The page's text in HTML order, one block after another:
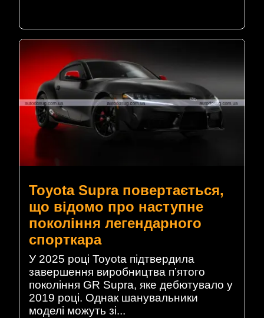
Toyota Supra повертається,
що відомо про наступне
покоління легендарного
спорткара
У 2025 році Toyota підтвердила
завершення виробництва п’ятого
покоління GR Supra, яке дебютувало у
2019 році. Однак шанувальники
моделі можуть зі...